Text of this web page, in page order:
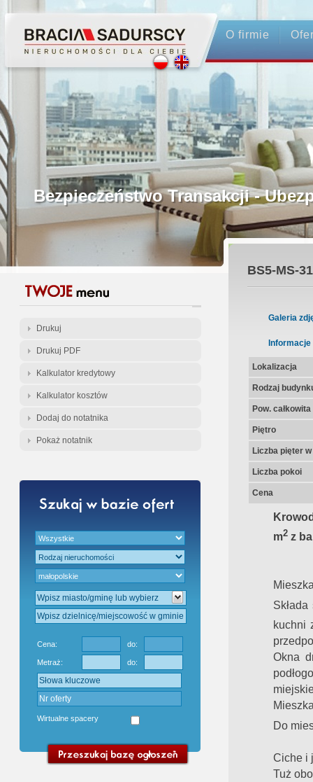
O firmie
Profesjonalne Pośrednictwo
Bezpieczeństwo Transakcji -
Licencjonowani Pośrednicy
Gwarancja Zwrotu Zadatku
Gratis - Przedwstępna Umowa
Drukuj
Drukuj PDF
Kalkulator kredytowy
Kalkulator kosztów
Dodaj do notatnika
Pokaż notatnik
Cena: do:
Metraż: do:
Wirtualne spacery
BS5-MS-
Galeria
Informacje
Lokalizacja
Rodzaj
Pow.
Piętro
Liczba pięter
Liczba pokoi
Cena
m2z
kuchni
Okna
Do
Ciche i
Tuż